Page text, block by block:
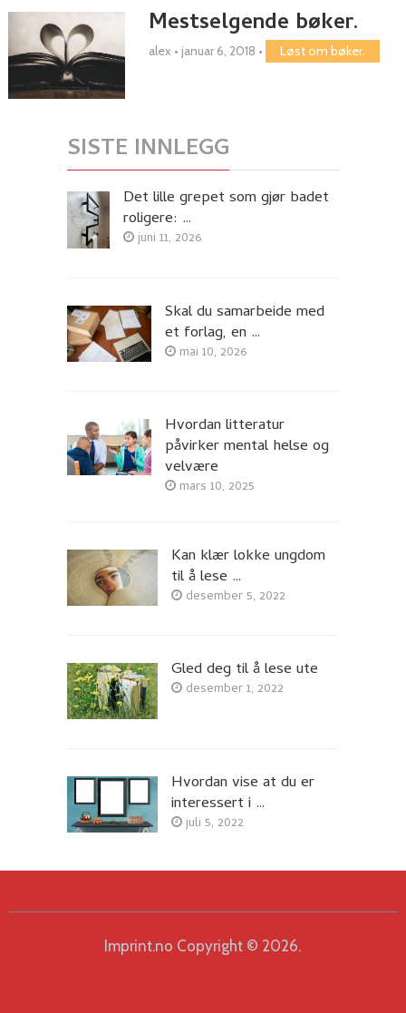
Mestselgende bøker.
alex • januar 6, 2018 • Løst om bøker.
SISTE INNLEGG
Det lille grepet som gjør badet
roligere: …
juni 11, 2026
Skal du samarbeide med
et forlag, en …
mai 10, 2026
Hvordan litteratur
påvirker mental helse og
velvære
mars 10, 2025
Kan klær lokke ungdom
til å lese …
desember 5, 2022
Gled deg til å lese ute
desember 1, 2022
Hvordan vise at du er
interessert i …
juli 5, 2022
Imprint.no Copyright © 2026.